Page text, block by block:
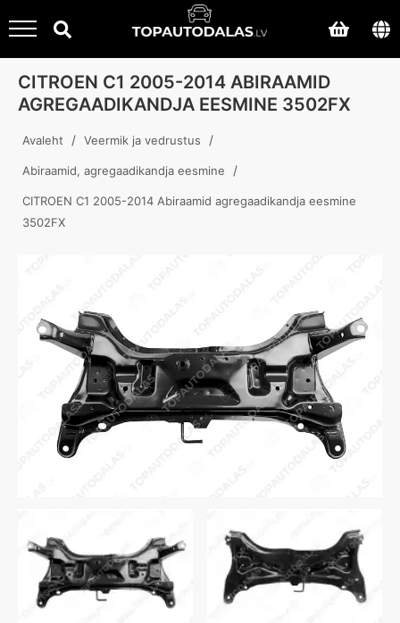
CITROEN C1 2005-2014 ABIRAAMID
AGREGAADIKANDJA EESMINE 3502FX
Avaleht / Veermik ja vedrustus /
Abiraamid, agregaadikandja eesmine /
CITROEN C1 2005-2014 Abiraamid agregaadikandja eesmine
3502FX